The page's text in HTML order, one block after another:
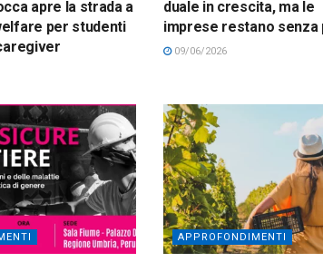
apre la strada a
per studenti
duale in crescita, ma le
imprese restano senza
09/06/2026
APPROFONDIMENTI